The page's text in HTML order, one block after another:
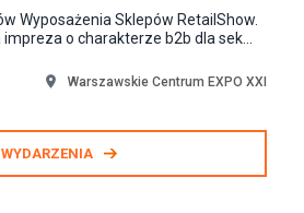
Wyposażenia Sklepów RetailShow.
o charakterze b2b dla sek...
Warszawskie Centrum EXPO XXI
WYDARZENIA